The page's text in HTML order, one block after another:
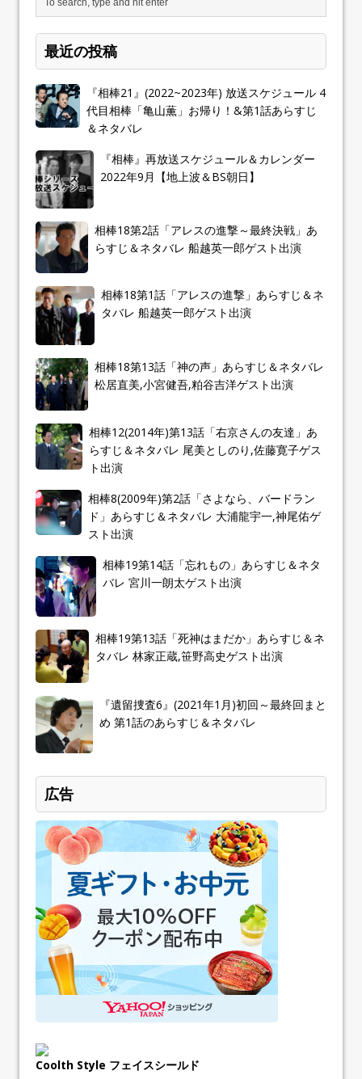
最近の投稿
『相棒21』(2022~2023年) 放送スケジュール 4
代目相棒「亀山薫」お帰り！&第1話あらすじ
＆ネタバレ
『相棒』再放送スケジュール＆カレンダー
2022年9月【地上波＆BS朝日】
相棒18第2話「アレスの進撃～最終決戦」あ
らすじ＆ネタバレ 船越英一郎ゲスト出演
相棒18第1話「アレスの進撃」あらすじ＆ネ
タバレ 船越英一郎ゲスト出演
相棒18第13話「神の声」あらすじ＆ネタバレ
松居直美,小宮健吾,粕谷吉洋ゲスト出演
相棒12(2014年)第13話「右京さんの友達」あ
らすじ＆ネタバレ 尾美としのり,佐藤寛子ゲス
ト出演
相棒8(2009年)第2話「さよなら、バードラン
ド」あらすじ＆ネタバレ 大浦龍宇一,神尾佑ゲ
スト出演
相棒19第14話「忘れもの」あらすじ＆ネタ
バレ 宮川一朗太ゲスト出演
相棒19第13話「死神はまだか」あらすじ＆ネ
タバレ 林家正蔵,笹野高史ゲスト出演
『遺留捜査6』(2021年1月)初回～最終回まと
め 第1話のあらすじ＆ネタバレ
広告
Coolth Style フェイスシールド